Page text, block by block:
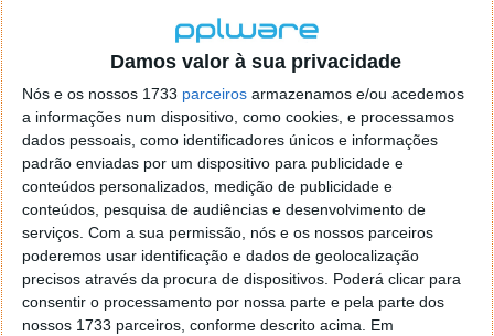
Damos valor à sua privacidade
Nós e os nossos 1733 parceiros armazenamos e/ou acedemos
a informações num dispositivo, como cookies, e processamos
dados pessoais, como identificadores únicos e informações
padrão enviadas por um dispositivo para publicidade e
conteúdos personalizados, medição de publicidade e
conteúdos, pesquisa de audiências e desenvolvimento de
serviços. Com a sua permissão, nós e os nossos parceiros
poderemos usar identificação e dados de geolocalização
precisos através da procura de dispositivos. Poderá clicar para
consentir o processamento por nossa parte e pela parte dos
nossos 1733 parceiros, conforme descrito acima. Em